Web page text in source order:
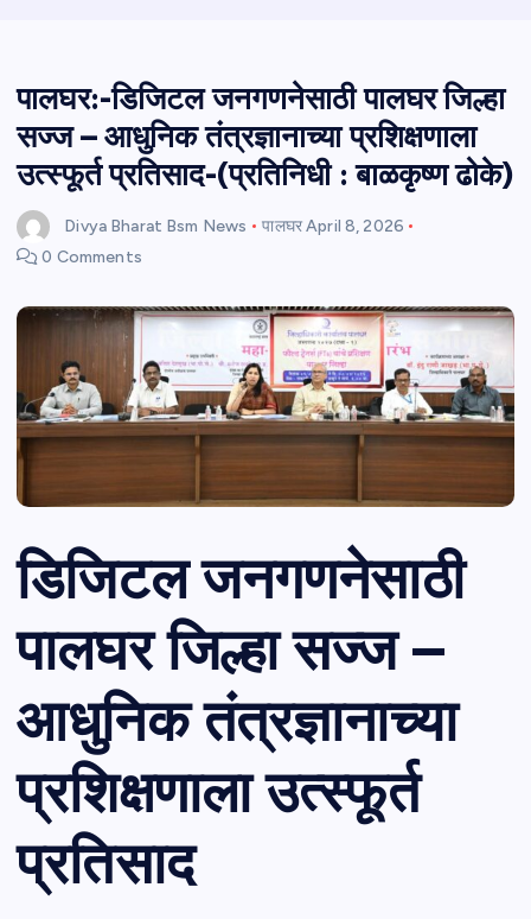
पालघर:-डिजिटल जनगणनेसाठी पालघर जिल्हा
सज्ज – आधुनिक तंत्रज्ञानाच्या प्रशिक्षणाला
उत्स्फूर्त प्रतिसाद-(प्रतिनिधी : बाळकृष्ण ढोके)
Divya Bharat Bsm News पालघरApril 8, 2026
0 Comments
डिजिटल जनगणनेसाठी
पालघर जिल्हा सज्ज –
आधुनिक तंत्रज्ञानाच्या
प्रशिक्षणाला उत्स्फूर्त
प्रतिसाद